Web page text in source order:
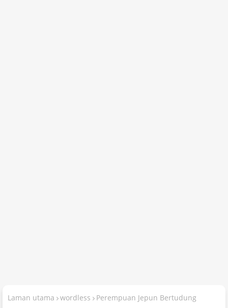
Laman utama wordless Perempuan Jepun Bertudung